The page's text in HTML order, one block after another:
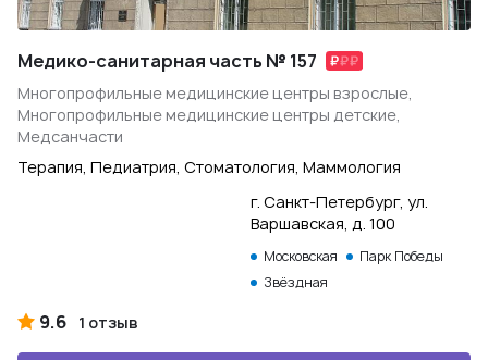
Медико-санитарная часть № 157
Многопрофильные медицинские центры взрослые,
Многопрофильные медицинские центры детские,
Медсанчасти
Терапия, Педиатрия, Стоматология, Маммология
г. Санкт-Петербург, ул.
Варшавская, д. 100
Московская
Парк Победы
Звёздная
9.6 1 отзыв